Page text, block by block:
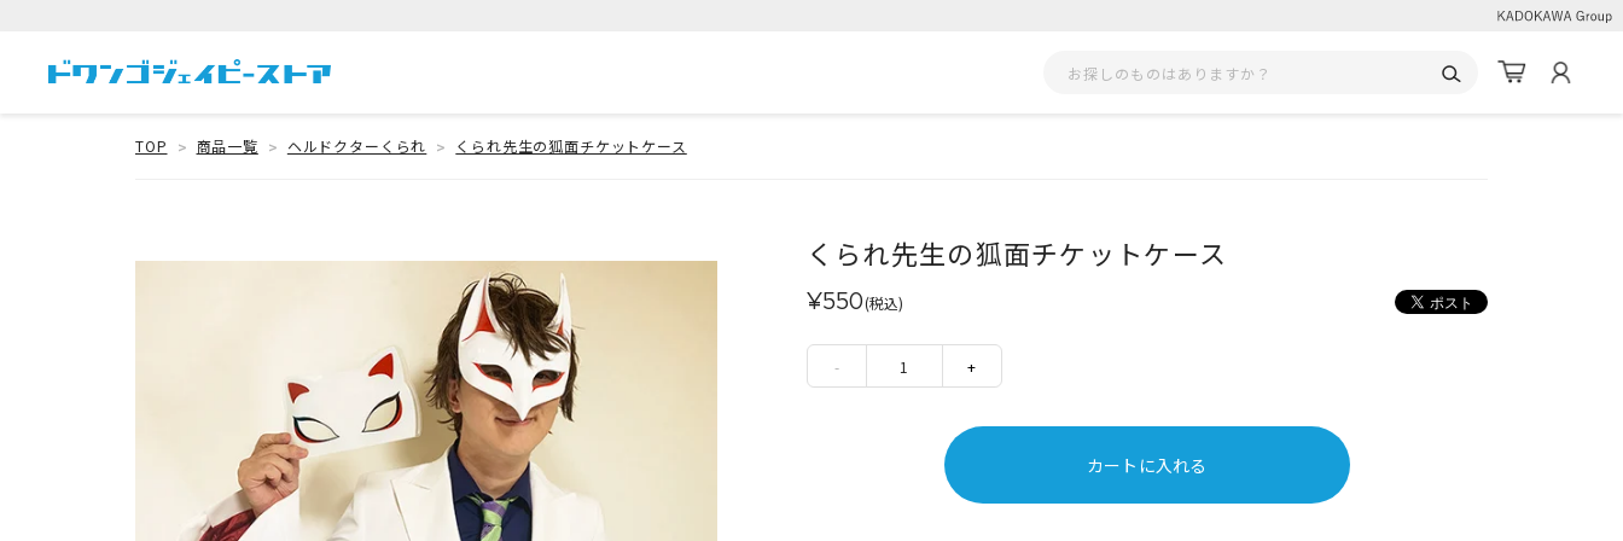
TOP 商品一覧 ヘルドクターくられ くられ先生の狐面チケットケース
くられ先生の狐面チケットケース
¥550(税込)
- 1 +
カートに入れる